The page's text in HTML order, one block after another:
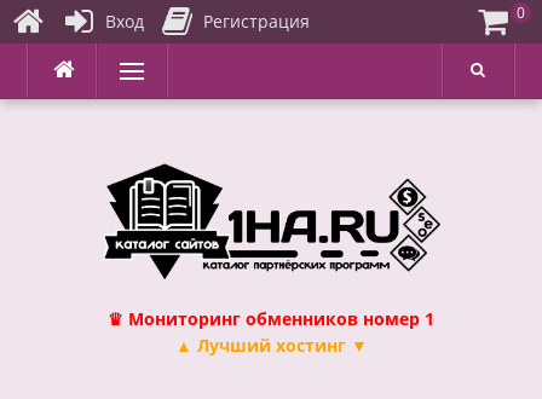
Перейти
содержимому
Меню
♛ Мониторинг обменников номер 1
▲ Лучший хостинг ▼
Вход Регистрация 0